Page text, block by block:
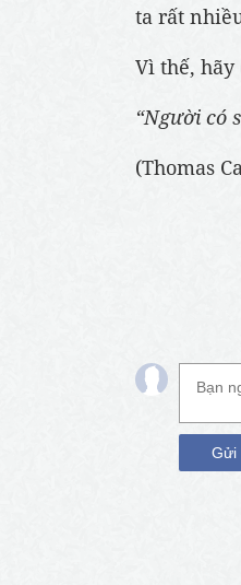
ta rất
Vì thế, hãy
“Người có
(Thomas
Gửi